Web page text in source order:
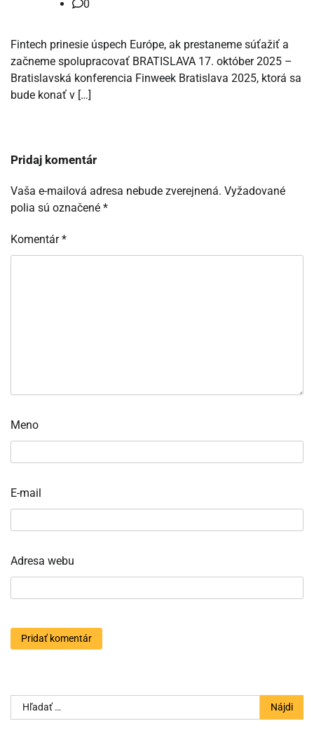
0
Fintech prinesie úspech Európe, ak prestaneme súťažiť a
začneme spolupracovať BRATISLAVA 17. október 2025 –
Bratislavská konferencia Finweek Bratislava 2025, ktorá sa
bude konať v […]
Pridaj komentár
Vaša e-mailová adresa nebude zverejnená. Vyžadované
polia sú označené *
Komentár*
Meno
E-mail
Adresa webu
Hľadať: